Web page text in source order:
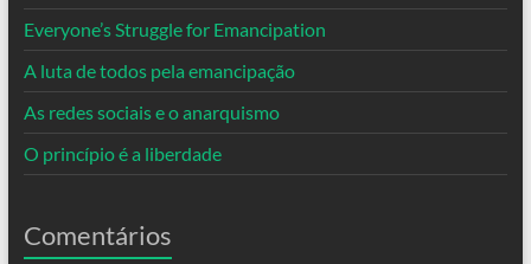
Everyone’s Struggle for Emancipation
A luta de todos pela emancipação
As redes sociais e o anarquismo
O princípio é a liberdade
Comentários